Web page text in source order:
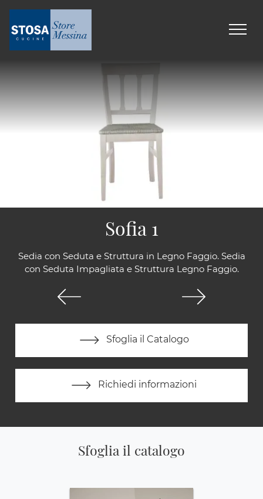
Sedia con Seduta e Struttura in Legno Faggio. Sedia
con Seduta Impagliata e Struttura Legno Faggio.
Sfoglia il Catalogo
Richiedi informazioni
Sofia 1
Sfoglia il catalogo